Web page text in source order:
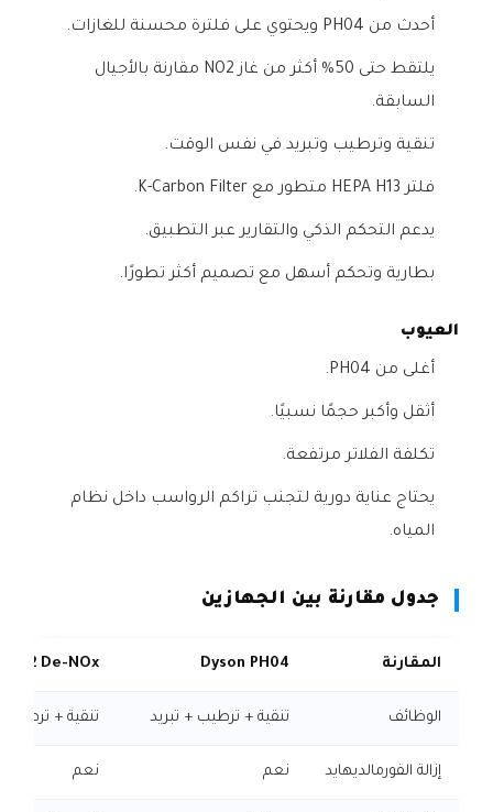
أحدث من PH04 ويحتوي على فلترة محسنة للغازات.
يلتقط حتى 50% أكثر من غاز NO2 مقارنة بالأجيال
السابقة.
تنقية وترطيب وتبريد في نفس الوقت.
فلتر HEPA H13 متطور مع K-Carbon Filter.
يدعم التحكم الذكي والتقارير عبر التطبيق.
بطارية وتحكم أسهل مع تصميم أكثر تطورًا.
العيوب
أغلى من PH04.
أثقل وأكبر حجمًا نسبيًا.
تكلفة الفلاتر مرتفعة.
يحتاج عناية دورية لتجنب تراكم الرواسب داخل نظام
المياه.
جدول مقارنة بين الجهازين
المقارنة Dyson PH04
PH2 De-NOx
الوظائف تنقية + ترطيب + تبريد تنقية + ترطيب
إزالة الفورمالديهايد نعم نعم